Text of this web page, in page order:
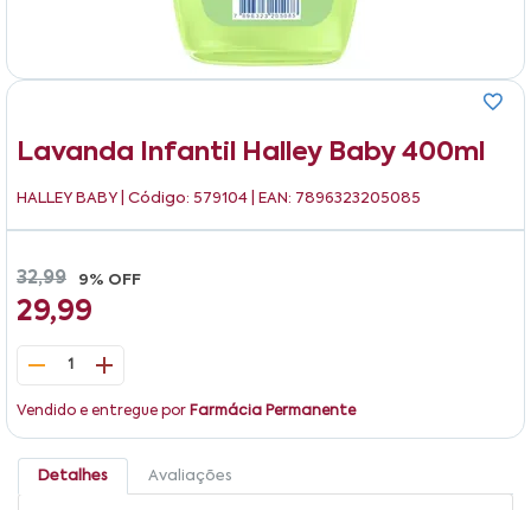
Lavanda Infantil Halley Baby 400ml
HALLEY BABY | Código: 579104 | EAN: 7896323205085
32,99 9% OFF
29,99
1
Vendido e entregue por Farmácia Permanente
Detalhes Avaliações